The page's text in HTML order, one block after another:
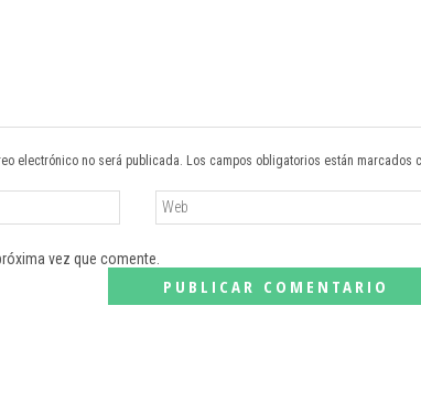
electrónico no será publicada. Los campos obligatorios están marcados
vez que comente.